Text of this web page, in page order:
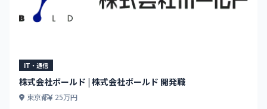
IT・通信
株式会社ボールド | 株式会社ボールド 開発職
東京都 25万円